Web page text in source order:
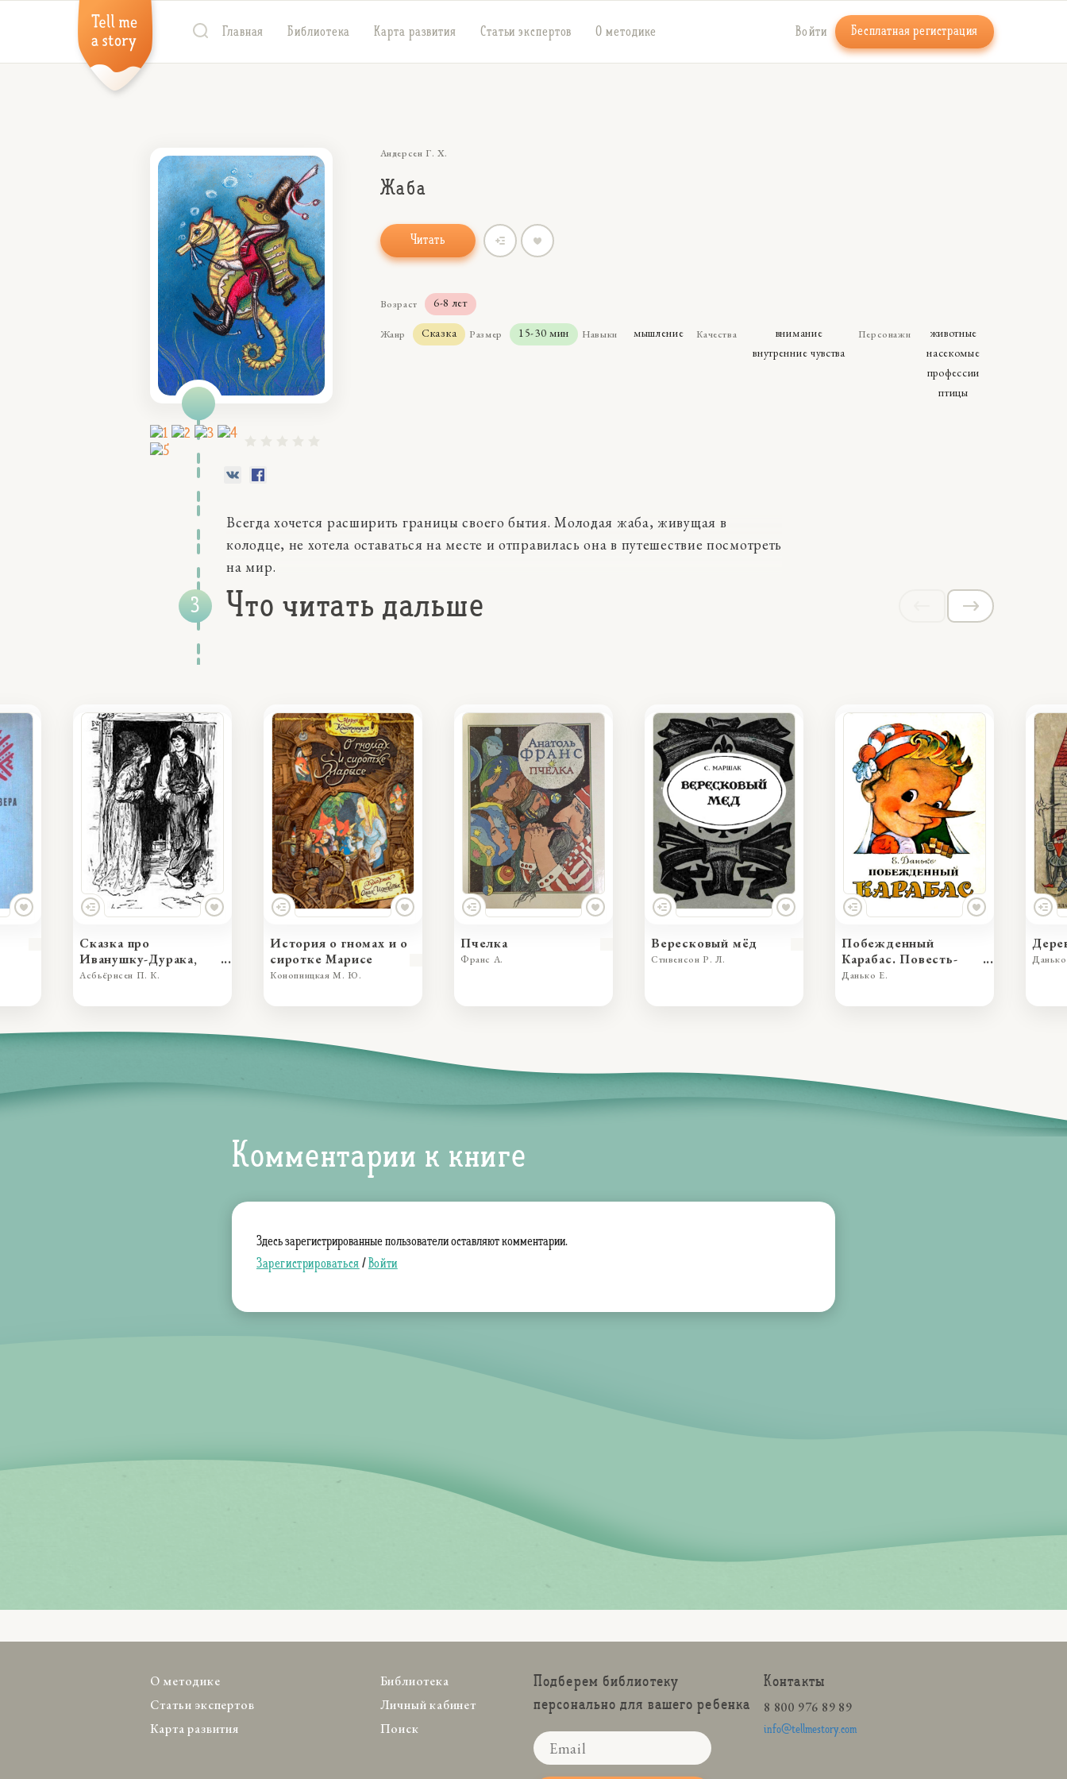
Главная Библиотека Карта развития Статьи экспертов О методике Войти Бесплатная регистрация
Андерсен Г. Х.
Жаба
Читать
Возраст 6-8 лет
Жанр Сказка Размер 15-30 мин Навыки мышление Качества
внимание
внутренние чувства
Персонажи
животные
насекомые
профессии
птицы
Всегда хочется расширить границы своего бытия. Молодая жаба, живущая в
колодце, не хотела оставаться на месте и отправилась она в путешествие посмотреть
на мир.
Что читать дальше
Сказка про
Иванушку-Дурака,
превзошедшего во
Асбьёрнсен П. К.
История о гномах и о
сиротке Марисе
Конопницкая М. Ю.
Пчелка
Франс А.
Вересковый мёд
Стивенсон Р. Л.
Побежденный
Карабас. Повесть-
сказка
Данько Е.
Комментарии к книге
Здесь зарегистрированные пользователи оставляют комментарии.
Зарегистрироваться/Войти
О методике
Статьи экспертов
Карта развития
Библиотека
Личный кабинет
Поиск
Подберем библиотеку
персонально для вашего ребенка
Контакты
8 800 976 89 89
info@tellmestory.com